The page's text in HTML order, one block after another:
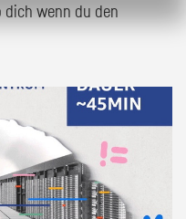
dich wenn du den